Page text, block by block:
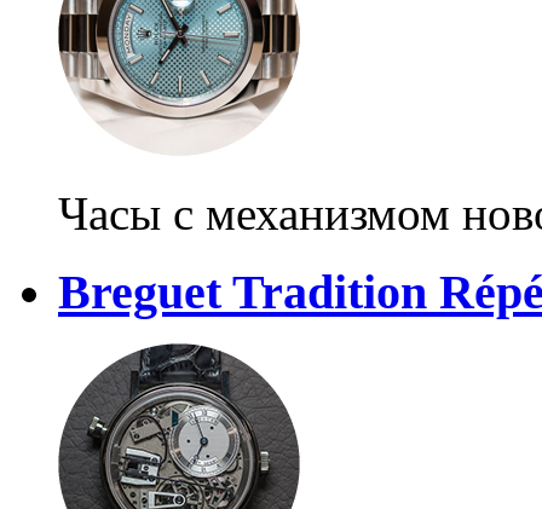
Часы с механизмом
Breguet Tradition